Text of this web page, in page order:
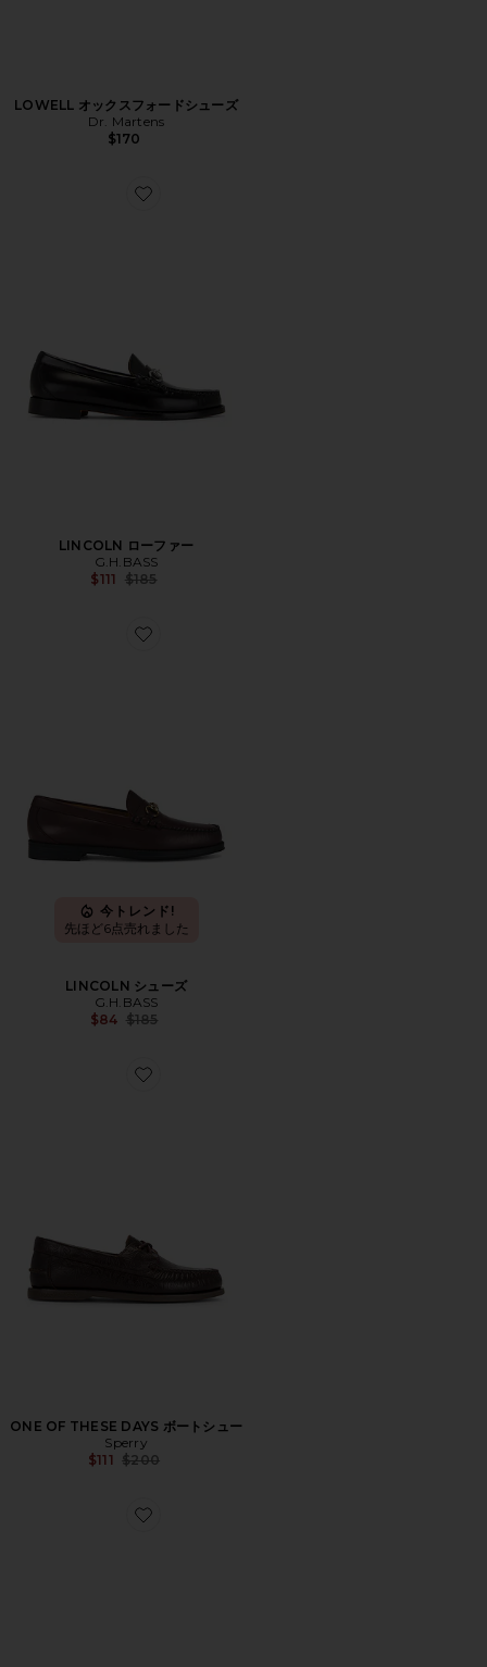
LOWELL オックスフォードシューズ
Dr. Martens
$170
Favorite LINCOLN ローファー
LINCOLN ローファー
G.H.BASS
$111 Previous price:
$185
Favorite LINCOLN シューズ
今トレンド!
先ほど6点売れました
LINCOLN シューズ
G.H.BASS
$84 Previous price:
$185
Favorite ONE OF THESE DAYS ボートシュー
ONE OF THESE DAYS ボートシュー
Sperry
$111 Previous price:
$200
Favorite LARSON シューズ